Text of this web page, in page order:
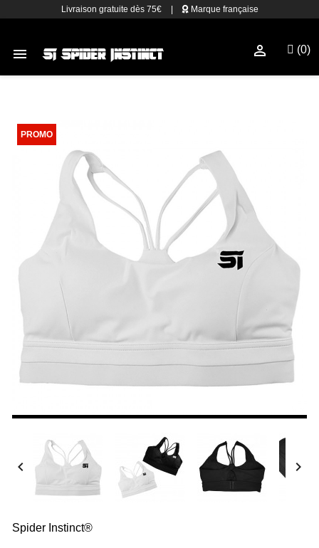
Livraison gratuite dès 75€ Marque française
 (0)

 
Spider Instinct®